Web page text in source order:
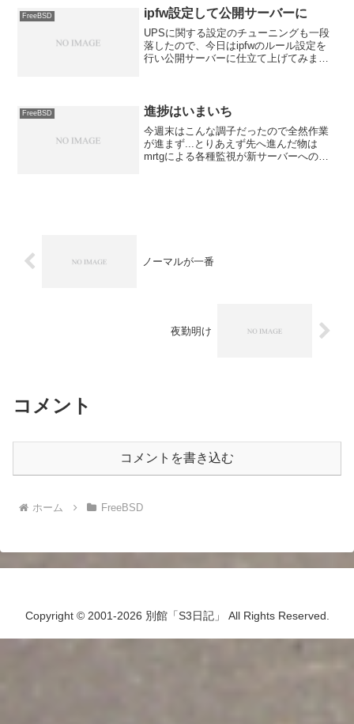
定されたメール本体は/var...
FreeBSD ipfw設定して公開サーバーに
UPSに関する設定のチューニングも一段
落したので、今日はipfwのルール設定を
行い公開サーバーに仕立て上げてみまし
の設...
FreeBSD 進捗はいまいち
今週末はこんな調子だったので全然作業
が進まず...とりあえず先へ進んだ物は
mrtgによる各種監視が新サーバーへの移
ノーマルが一番
夜勤明け
コメント
コメントを書き込む
ホーム FreeBSD
Copyright © 2001-2026 別館「S3日記」 All Rights Reserved.